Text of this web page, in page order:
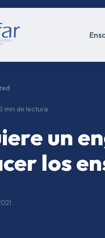
min de lectura
un
los